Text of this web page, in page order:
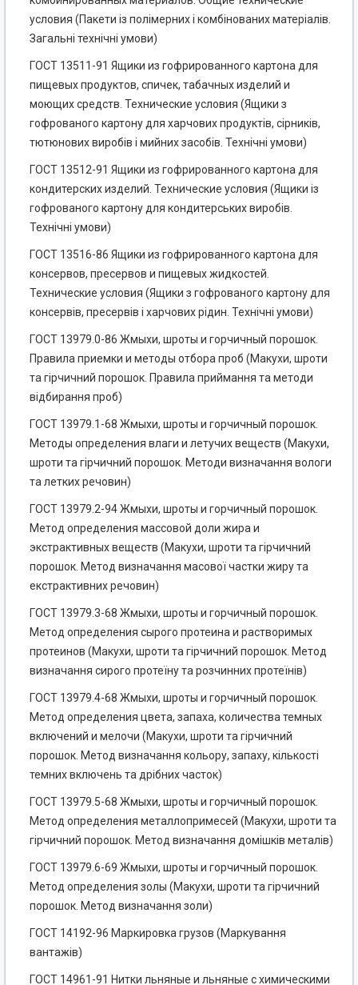
условия (Пакети із полімерних і комбінованих матеріалів.
Загальні технічні умови)
ГОСТ 13511-91 Ящики из гофрированного картона для
пищевых продуктов, спичек, табачных изделий и
моющих средств. Технические условия (Ящики з
гофрованого картону для харчових продуктів, сірників,
тютюнових виробів і мийних засобів. Технічні умови)
ГОСТ 13512-91 Ящики из гофрированного картона для
кондитерских изделий. Технические условия (Ящики із
гофрованого картону для кондитерських виробів.
Технічні умови)
ГОСТ 13516-86 Ящики из гофрированного картона для
консервов, пресервов и пищевых жидкостей.
Технические условия (Ящики з гофрованого картону для
консервів, пресервів і харчових рідин. Технічні умови)
ГОСТ 13979.0-86 Жмыхи, шроты и горчичный порошок.
Правила приемки и методы отбора проб (Макухи, шроти
та гірчичний порошок. Правила приймання та методи
відбирання проб)
ГОСТ 13979.1-68 Жмыхи, шроты и горчичный порошок.
Методы определения влаги и летучих веществ (Макухи,
шроти та гірчичний порошок. Методи визначання вологи
та летких речовин)
ГОСТ 13979.2-94 Жмыхи, шроты и горчичный порошок.
Метод определения массовой доли жира и
экстрактивных веществ (Макухи, шроти та гірчичний
порошок. Метод визначання масової частки жиру та
екстрактивних речовин)
ГОСТ 13979.3-68 Жмыхи, шроты и горчичный порошок.
Метод определения сырого протеина и растворимых
протеинов (Макухи, шроти та гірчичний порошок. Метод
визначання сирого протеїну та розчинних протеїнів)
ГОСТ 13979.4-68 Жмыхи, шроты и горчичный порошок.
Метод определения цвета, запаха, количества темных
включений и мелочи (Макухи, шроти та гірчичний
порошок. Метод визначання кольору, запаху, кількості
темних включень та дрібних часток)
ГОСТ 13979.5-68 Жмыхи, шроты и горчичный порошок.
Метод определения металлопримесей (Макухи, шроти та
гірчичний порошок. Метод визначання домішків металів)
ГОСТ 13979.6-69 Жмыхи, шроты и горчичный порошок.
Метод определения золы (Макухи, шроти та гірчичний
порошок. Метод визначання золи)
ГОСТ 14192-96 Маркировка грузов (Маркування
вантажів)
ГОСТ 14961-91 Нитки льняные и льняные с химическими